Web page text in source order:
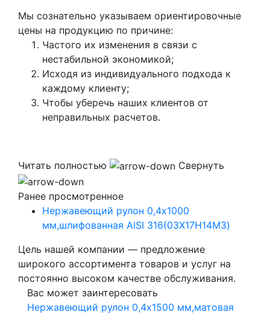
Мы сознательно указываем ориентировочные
цены на продукцию по причине:
Частого их изменения в связи с
нестабильной экономикой;
Исходя из индивидуального подхода к
каждому клиенту;
Чтобы уберечь наших клиентов от
неправильных расчетов.
Читать полностью Свернуть
Ранее просмотренное
Нержавеющий рулон 0,4х1000
мм,шлифованная AISI 316(03Х17Н14М3)
Цель нашей компании — предложение
широкого ассортимента товаров и услуг на
постоянно высоком качестве обслуживания.
Вас может заинтересовать
Нержавеющий рулон 0,4х1500 мм,матовая